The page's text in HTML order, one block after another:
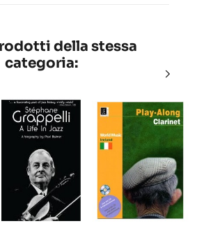
della stessa
categoria: